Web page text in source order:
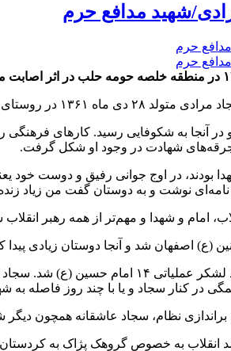
شهید مدافع حرم
استان چهارمحال و بختیاری چشم به جهان گشود
در آنجا به شکوفایی رسید. کارهای
جرقه‌های شهادت در وجود او شکل گرفت.
بودند، در اوج جوانی رفیق و دوست خود
نوشت و به دوستان گفت من زیاد زنده
از همه رهبر انقلاب سبب شد تا در سال ۱۳۸۱ جذب سپاه
(ع) اصفهان شد و آنجا دوستان زیادی
در کنار سجاد و یا با چند روز فاصله به
حملات ضد انقلاب به خصوص گروهک پژاک به